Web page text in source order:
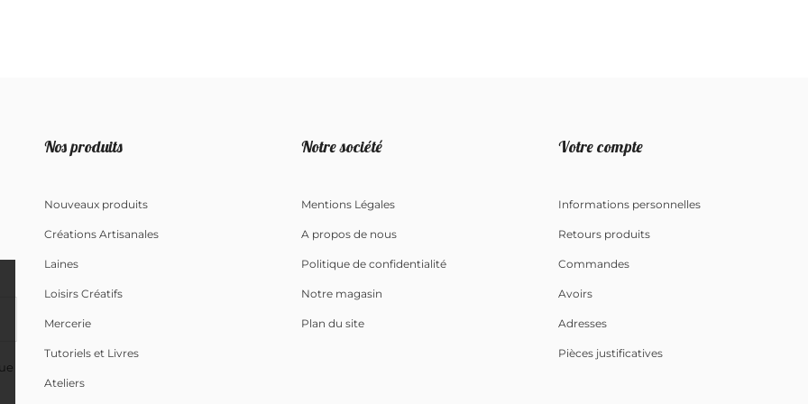
Nos produits
Nouveaux produits
Créations Artisanales
Laines
Loisirs Créatifs
Mercerie
Tutoriels et Livres
Ateliers
Notre société
Mentions Légales
A propos de nous
Politique de confidentialité
Notre magasin
Plan du site
Votre compte
Informations personnelles
Retours produits
Commandes
Avoirs
Adresses
Pièces justificatives